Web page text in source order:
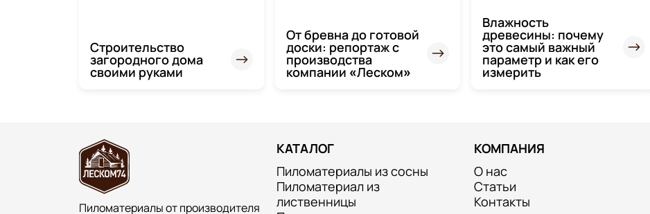
Строительство
загородного дома
своими руками
От бревна до готовой
доски: репортаж с
производства
компании «Леском»
Влажность
древесины: почему
это самый важный
параметр и как его
измерить
Пиломатериалы от производителя
КАТАЛОГ
Пиломатериалы из сосны
Пиломатериал из
лиственницы
КОМПАНИЯ
О нас
Статьи
Контакты